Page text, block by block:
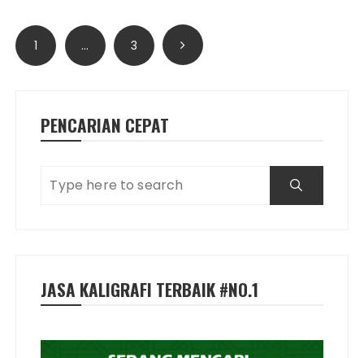
Posts
pagination
1 … 3
PENCARIAN CEPAT
JASA KALIGRAFI TERBAIK #NO.1